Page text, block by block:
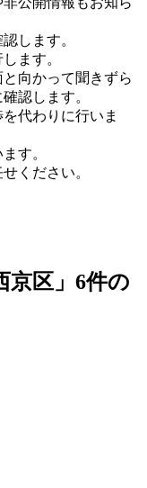
します。
ます。
向かって聞きずら
認します。
代わりに行いま
す。
ください。
区」 6件の